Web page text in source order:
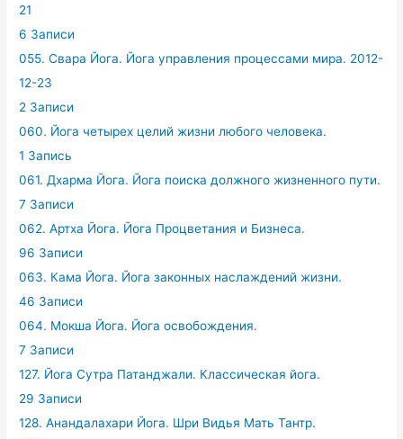
21
6 Записи
055. Свара Йога. Йога управления процессами мира. 2012-
12-23
2 Записи
060. Йога четырех целий жизни любого человека.
1 Запись
061. Дхарма Йога. Йога поиска должного жизненного пути.
7 Записи
062. Артха Йога. Йога Процветания и Бизнеса.
96 Записи
063. Кама Йога. Йога законных наслаждений жизни.
46 Записи
064. Мокша Йога. Йога освобождения.
7 Записи
127. Йога Сутра Патанджали. Классическая йога.
29 Записи
128. Анандалахари Йога. Шри Видья Мать Тантр.